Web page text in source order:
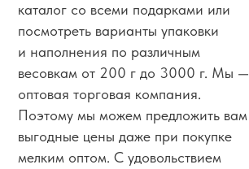
каталог со всеми подарками или
посмотреть варианты упаковки
и наполнения по различным
весовкам от 200 г до 3000 г. Мы —
оптовая торговая компания.
Поэтому мы можем предложить вам
выгодные цены даже при покупке
мелким оптом. С удовольствием